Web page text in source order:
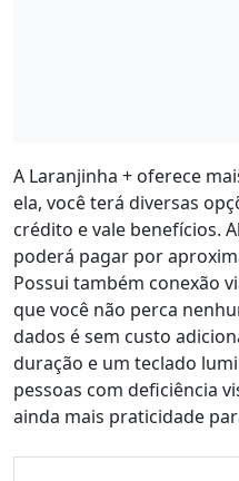
A Laranjinha + oferece
ela, você terá diversas
crédito e vale benefícios.
poderá pagar por
Possui também conexão
que você não perca
dados é sem custo
duração e um teclado
pessoas com deficiência
ainda mais praticidade